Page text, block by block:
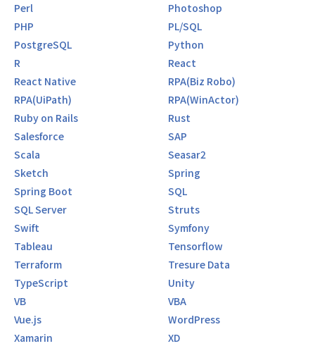
Perl
Photoshop
PHP
PL/SQL
PostgreSQL
Python
R
React
React Native
RPA(Biz Robo)
RPA(UiPath)
RPA(WinActor)
Ruby on Rails
Rust
Salesforce
SAP
Scala
Seasar2
Sketch
Spring
Spring Boot
SQL
SQL Server
Struts
Swift
Symfony
Tableau
Tensorflow
Terraform
Tresure Data
TypeScript
Unity
VB
VBA
Vue.js
WordPress
Xamarin
XD